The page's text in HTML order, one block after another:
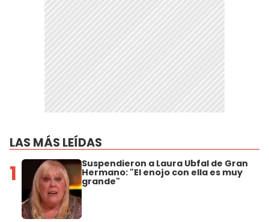
LAS MÁS LEÍDAS
1 Suspendieron a Laura Ubfal de Gran
Hermano: "El enojo con ella es muy
grande"